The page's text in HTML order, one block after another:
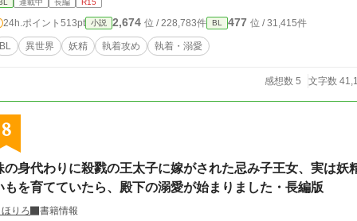
24h.ポイント 513pt 小説 2,674 位 / 228,783件 BL 477 位 / 31,415件
BL 異世界 妖精 執着攻め 執着・溺愛
感想数 5 文字数
8
の身代わりに殺戮の王太子に嫁がされた忌み子王女、実は妖
もを育てていたら、殿下の溺愛が始まりました・長編版
りろ 書籍情報